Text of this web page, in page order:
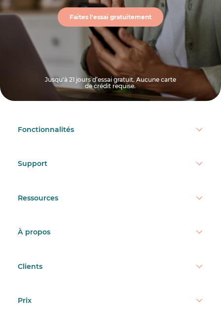
Faites l'essai gratuitement
Jusqu'à 21 jours d’essai gratuit. Aucune carte
de crédit requise.
Fonctionnalités
Support
Ressources
À propos
Clients
Prix